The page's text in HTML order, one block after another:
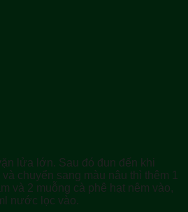
lửa lớn. Sau đó đun đến khi
chuyển sang màu nâu thì thêm 1
và 2 muỗng cà phê hạt nêm vào,
nước lọc vào.